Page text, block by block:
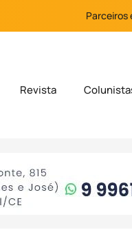
Parceiros
Revista